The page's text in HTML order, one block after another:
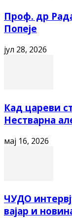
Проф. др
Попеје
јул 28, 2026
Кад цареви
Нестварна
мај 16, 2026
ЧУДО
вајар и